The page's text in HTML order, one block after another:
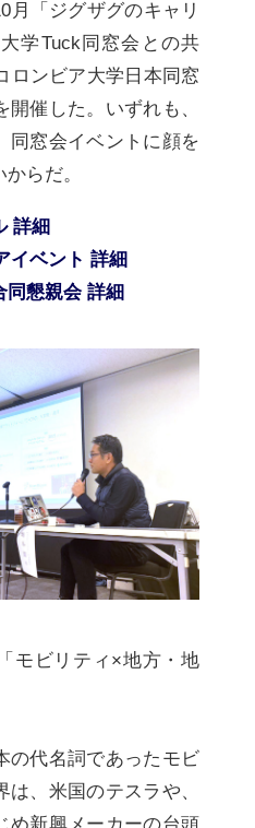
月「ジグザグのキャリ
学Tuck同窓会との共
ロンビア大学日本同窓
催した。いずれも、
同窓会イベントに顔を
らだ。
詳細
イベント 詳細
同懇親会 詳細
モビリティ×地方・地
代名詞であったモビ
、米国のテスラや、